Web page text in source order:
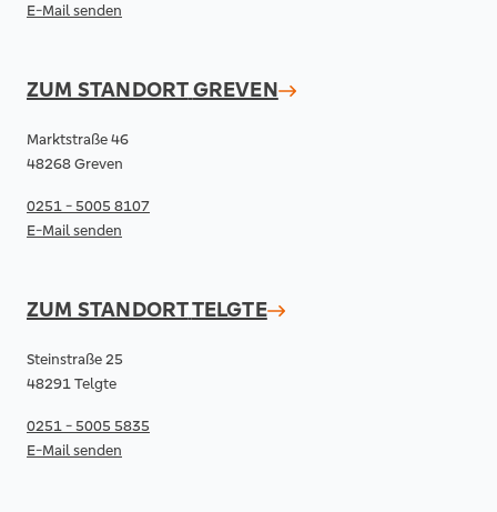
E-Mail senden
ZUM STANDORTGREVEN
Marktstraße 46
48268 Greven
0251 - 5005 8107
E-Mail senden
ZUM STANDORTTELGTE
Steinstraße 25
48291 Telgte
0251 - 5005 5835
E-Mail senden